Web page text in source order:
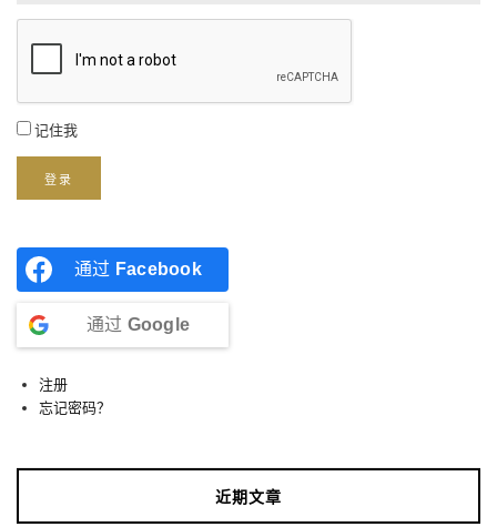
记住我
登录
通过 Facebook
通过 Google
注册
忘记密码？
近期文章